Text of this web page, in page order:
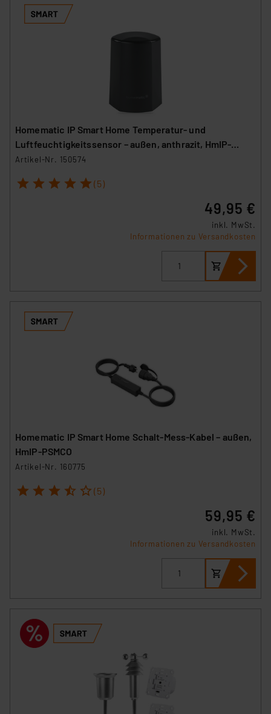
Homematic IP Smart Home Temperatur- und
Luftfeuchtigkeitssensor – außen, anthrazit, HmIP-
STHO-A
Artikel-Nr. 150574
1 2 3 4 5 (5)
49,95 €
inkl. MwSt.
Informationen zu Versandkosten
Homematic IP Smart Home Schalt-Mess-Kabel – außen,
HmIP-PSMCO
Artikel-Nr. 160775
1 2 3 4 5 (5)
59,95 €
inkl. MwSt.
Informationen zu Versandkosten